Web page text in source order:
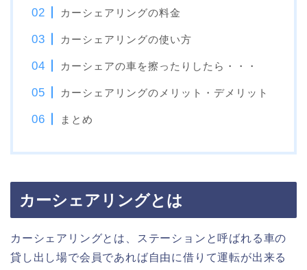
カーシェアリングの料金
カーシェアリングの使い方
カーシェアの車を擦ったりしたら・・・
カーシェアリングのメリット・デメリット
まとめ
カーシェアリングとは
カーシェアリングとは、ステーションと呼ばれる車の
貸し出し場で会員であれば自由に借りて運転が出来る